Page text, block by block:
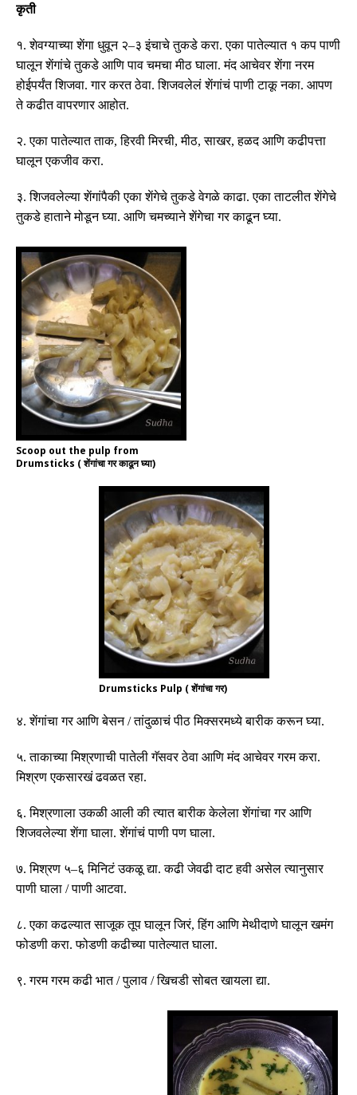
कृती
१.शेवग्याच्या शेंगा धुवून २–३ इंचाचे तुकडे करा.एका पातेल्यात १ कप पाणी
घालून शेंगांचे तुकडे आणि पाव चमचा मीठ घाला.मंद आचेवर शेंगा नरम
होईपर्यंत शिजवा.गार करत ठेवा.शिजवलेलं शेंगांचं पाणी टाकू नका. आपण
ते कढीत वापरणार आहोत.
२.एका पातेल्यात ताक,हिरवी मिरची,मीठ,साखर,हळद आणि कढीपत्ता
घालून एकजीव करा.
३.शिजवलेल्या शेंगांपैकी एका शेंगेचे तुकडे वेगळे काढा.एका ताटलीत शेंगेचे
तुकडे हाताने मोडून घ्या. आणि चमच्याने शेंगेचा गर काढून घ्या.
Scoop out the pulp from
Drumsticks ( शेंगांचा गर काढून घ्या)
Drumsticks Pulp ( शेंगांचा गर)
४.शेंगांचा गर आणि बेसन/तांदुळाचं पीठ मिक्सरमध्ये बारीक करून घ्या.
५.ताकाच्या मिश्रणाची पातेली गॅसवर ठेवा आणि मंद आचेवर गरम करा.
मिश्रण एकसारखं ढवळत रहा.
६.मिश्रणाला उकळी आली की त्यात बारीक केलेला शेंगांचा गर आणि
शिजवलेल्या शेंगा घाला.शेंगांचं पाणी पण घाला.
७.मिश्रण ५–६ मिनिटं उकळू द्या.कढी जेवढी दाट हवी असेल त्यानुसार
पाणी घाला /पाणी आटवा.
८.एका कढल्यात साजूक तूप घालून जिरं,हिंग आणि मेथीदाणे घालून खमंग
फोडणी करा.फोडणी कढीच्या पातेल्यात घाला.
९.गरम गरम कढी भात/पुलाव /खिचडी सोबत खायला द्या.